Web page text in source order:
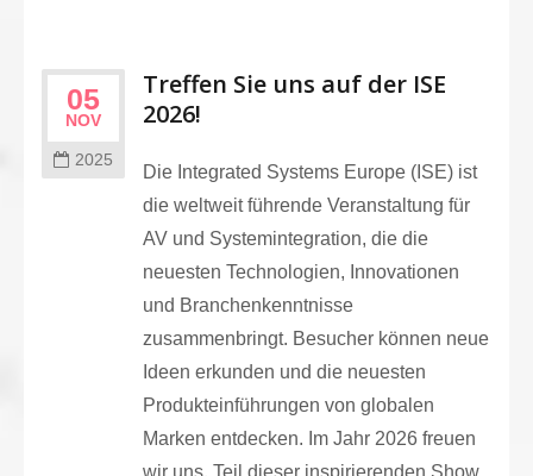
05
NOV
2025
Treffen Sie uns auf der ISE
2026!
Die Integrated Systems Europe (ISE) ist
die weltweit führende Veranstaltung für
AV und Systemintegration, die die
neuesten Technologien, Innovationen
und Branchenkenntnisse
zusammenbringt. Besucher können neue
Ideen erkunden und die neuesten
Produkteinführungen von globalen
Marken entdecken. Im Jahr 2026 freuen
wir uns, Teil dieser inspirierenden Show